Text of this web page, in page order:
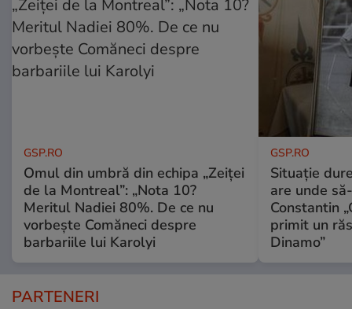
GSP.RO
Omul din umbră din echipa „Zeiței
de la Montreal”: „Nota 10?
Meritul Nadiei 80%. De ce nu
vorbește Comăneci despre
barbariile lui Karolyi
GSP.RO
Situație
are unde
Constantin
primit un
Dinamo”
PARTENERI